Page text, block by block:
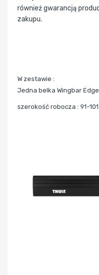
również gwarancją
zakupu.
W zestawie :
Jedna belka Wingbar Edge
szerokość robocza : 91-